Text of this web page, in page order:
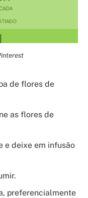
de flores de
as flores de
e deixe em infusão
preferencialmente